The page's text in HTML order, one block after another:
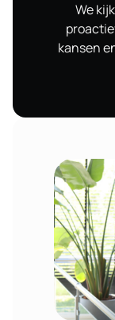
We
kansen